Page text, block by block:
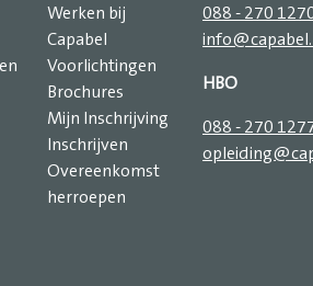
Werken bij
Capabel
Voorlichtingen
Brochures
Mijn Inschrijving
Inschrijven
Overeenkomst
herroepen
088 - 270
HBO
088 - 270